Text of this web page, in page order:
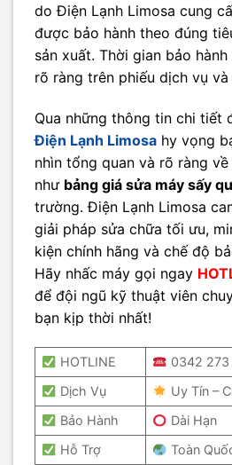
do Điện Lạnh Limosa cung
được bảo hành theo đúng
sản xuất. Thời gian bảo
rõ ràng trên phiếu dịch vụ
Qua những thông tin chi tiết
Điện Lạnh Limosa hy vọng
nhìn tổng quan và rõ ràng
như bảng giá sửa máy sấy
trường. Điện Lạnh Limosa
giải pháp sửa chữa tối ưu,
kiện chính hãng và chế độ
Hãy nhấc máy gọi ngay
để đội ngũ kỹ thuật viên
bạn kịp thời nhất!
HOTLINE
0342 273
Dịch Vụ
Uy Tín –
Bảo Hành
Dài Hạn
Hỗ Trợ
Toàn